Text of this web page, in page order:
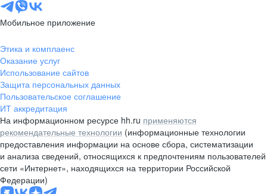
Мобильное приложение
Этика и комплаенс
Оказание услуг
Использование сайтов
Защита персональных данных
Пользовательское соглашение
ИТ аккредитация
На информационном ресурсе hh.ru применяются
рекомендательные технологии (информационные технологии
предоставления информации на основе сбора, систематизации
и анализа сведений, относящихся к предпочтениям пользователей
сети «Интернет», находящихся на территории Российской
Федерации)